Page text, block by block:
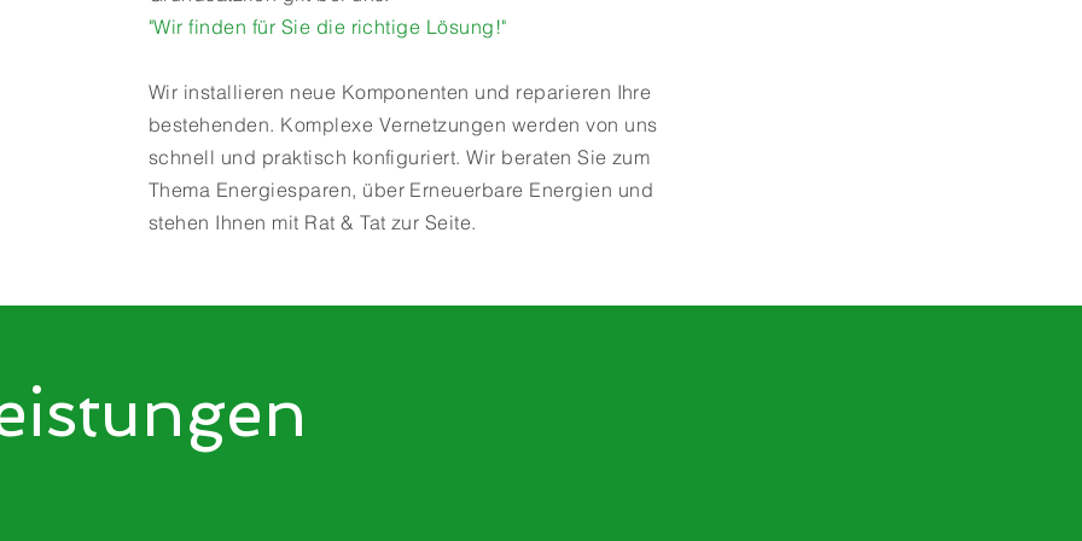
"Wir finden für Sie die richtige Lösung!"
Wir installieren neue Komponenten und reparieren Ihre
bestehenden. Komplexe Vernetzungen werden von uns
schnell und praktisch konfiguriert. Wir beraten Sie zum
Thema Energiesparen, über Erneuerbare Energien und
stehen Ihnen mit Rat & Tat zur Seite.